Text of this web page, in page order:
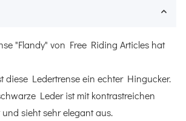
"Flandy" von Free Riding Articles hat
diese Ledertrense ein echter Hingucker.
Leder ist mit kontrastreichen
sieht sehr elegant aus.